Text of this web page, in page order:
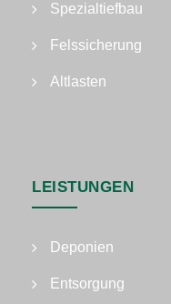
Spezialtiefbau
Felssicherung
Altlasten
LEISTUNGEN
Deponien
Entsorgung